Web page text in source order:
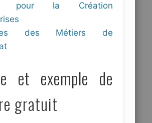
pour la Création
des Métiers de
et exemple de
gratuit